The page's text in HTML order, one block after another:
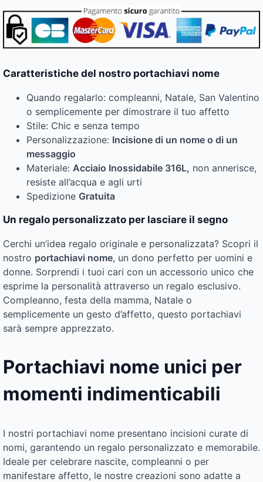
Caratteristiche del nostro portachiavi nome
Quando regalarlo: compleanni, Natale, San Valentino
o semplicemente per dimostrare il tuo affetto
Stile: Chic e senza tempo
Personalizzazione: Incisione di un nome o di un
messaggio
Materiale: Acciaio Inossidabile 316L, non annerisce,
resiste all’acqua e agli urti
Spedizione Gratuita
Un regalo personalizzato per lasciare il segno
Cerchi un’idea regalo originale e personalizzata? Scopri il
nostro portachiavi nome, un dono perfetto per uomini e
donne. Sorprendi i tuoi cari con un accessorio unico che
esprime la personalità attraverso un regalo esclusivo.
Compleanno, festa della mamma, Natale o
semplicemente un gesto d’affetto, questo portachiavi
sarà sempre apprezzato.
Portachiavi nome unici per
momenti indimenticabili
I nostri portachiavi nome presentano incisioni curate di
nomi, garantendo un regalo personalizzato e memorabile.
Ideale per celebrare nascite, compleanni o per
manifestare affetto, le nostre creazioni sono adatte a